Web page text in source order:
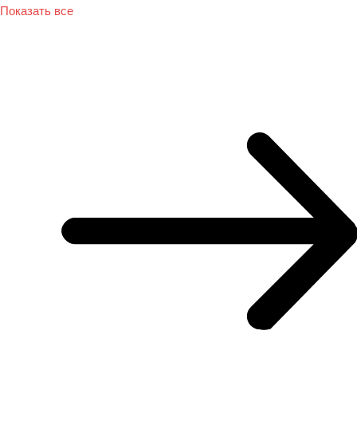
Показать все